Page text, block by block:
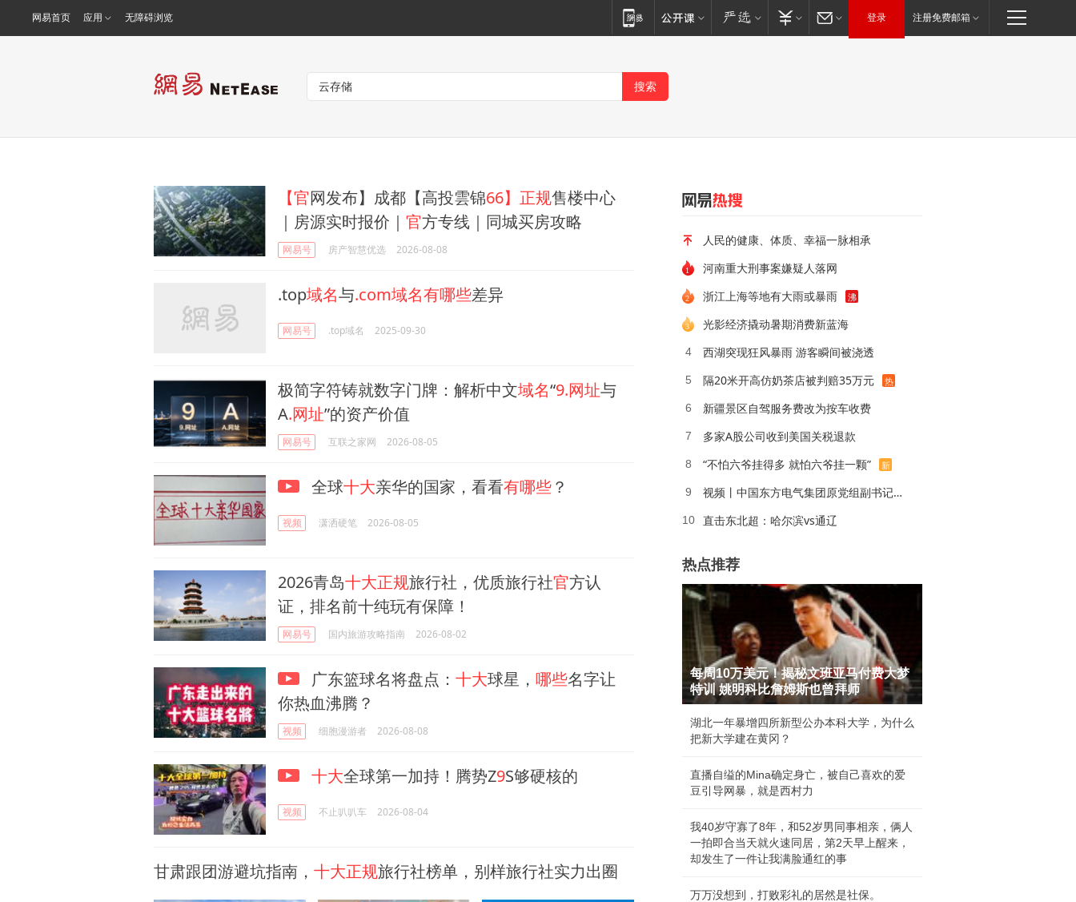
网易首页 应用 无障碍浏览 登录 注册免费邮箱
【官网发布】成都【高投雲锦66】正规售楼中心
｜房源实时报价｜ 官方专线｜同城买房攻略
网易号 房产智慧优选 2026-08-08
.top域名与.com域名有哪些差异
网易号 .top域名 2025-09-30
极简字符铸就数字门牌：解析中文域名“9.网址与
A.网址”的资产价值
网易号 互联之家网 2026-08-05
全球十大亲华的国家，看看有哪些？
视频 潇洒硬笔 2026-08-05
2026青岛十大正规旅行社，优质旅行社官方认
证，排名前十纯玩有保障！
网易号 国内旅游攻略指南 2026-08-02
广东篮球名将盘点： 十大球星， 哪些名字让
你热血沸腾？
视频 细胞漫游者 2026-08-08
十大全球第一加持！腾势Z9S够硬核的
视频 不止叭叭车 2026-08-04
甘肃跟团游避坑指南， 十大正规旅行社榜单，别样旅行社实力出圈
人民的健康、体质、幸福一脉相承
河南重大刑事案嫌疑人落网
2
浙江上海等地有大雨或暴雨 沸
3
光影经济撬动暑期消费新蓝海
4 西湖突现狂风暴雨 游客瞬间被浇透
5 隔20米开高仿奶茶店被判赔35万元 热
6 新疆景区自驾服务费改为按车收费
7 多家A股公司收到美国关税退款
8 “不怕六爷挂得多 就怕六爷挂一颗” 新
9 视频丨中国东方电气集团原党组副书记、董事宋致远被查
10 直击东北超：哈尔滨vs通辽
热点推荐
每周10万美元！揭秘文班亚马付费大梦
特训 姚明科比詹姆斯也曾拜师
湖北一年暴增四所新型公办本科大学，为什么
把新大学建在黄冈？
直播自缢的Mina确定身亡，被自己喜欢的爱
豆引导网暴，就是西村力
我40岁守寡了8年，和52岁男同事相亲，俩人
一拍即合当天就火速同居，第2天早上醒来，
却发生了一件让我满脸通红的事
万万没想到，打败彩礼的居然是社保。